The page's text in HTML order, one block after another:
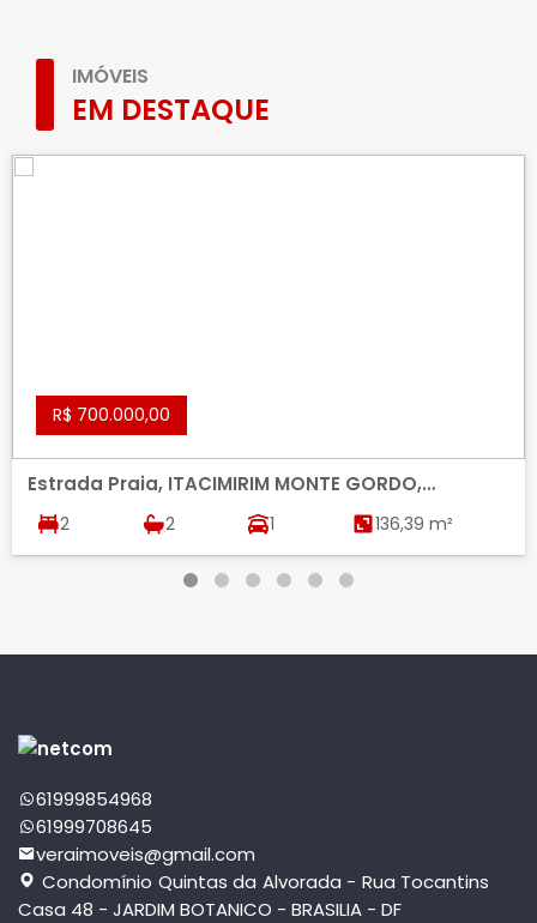
IMÓVEIS
EM DESTAQUE
R$ 700.000,00
Estrada Praia, ITACIMIRIM MONTE GORDO,
CAMACARI
2 2 1 136,39 m²
61999854968
61999708645
veraimoveis@gmail.com
Condomínio Quintas da Alvorada - Rua Tocantins
Casa 48 - JARDIM BOTANICO - BRASILIA - DF